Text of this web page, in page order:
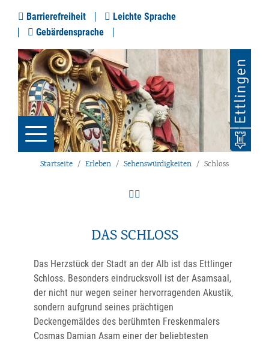
Barrierefreiheit
Leichte Sprache
Gebärdensprache
Startseite Erleben Sehenswürdigkeiten Schloss
DAS SCHLOSS
Das Herzstück der Stadt an der Alb ist das Ettlinger
Schloss. Besonders eindrucksvoll ist der Asamsaal,
der nicht nur wegen seiner hervorragenden Akustik,
sondern aufgrund seines prächtigen
Deckengemäldes des berühmten Freskenmalers
Cosmas Damian Asam einer der beliebtesten